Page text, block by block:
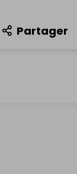
Partager